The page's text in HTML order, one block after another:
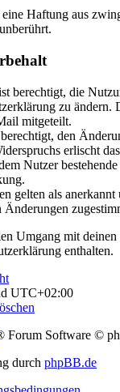
Haftung aus
berechtigt, die
zu
mitgeteilt.
den
erlischt
Nutzer
gelten als
Änderungen
Umgang mit deinen
enthalten.
UTC+02:00
Forum Software ©
durch phpBB.de